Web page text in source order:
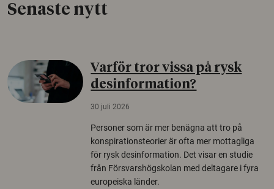
Senaste nytt
Varför tror vissa på rysk
desinformation?
30 juli 2026
Personer som är mer benägna att tro på
konspirationsteorier är ofta mer mottagliga
för rysk desinformation. Det visar en studie
från Försvarshögskolan med deltagare i fyra
europeiska länder.